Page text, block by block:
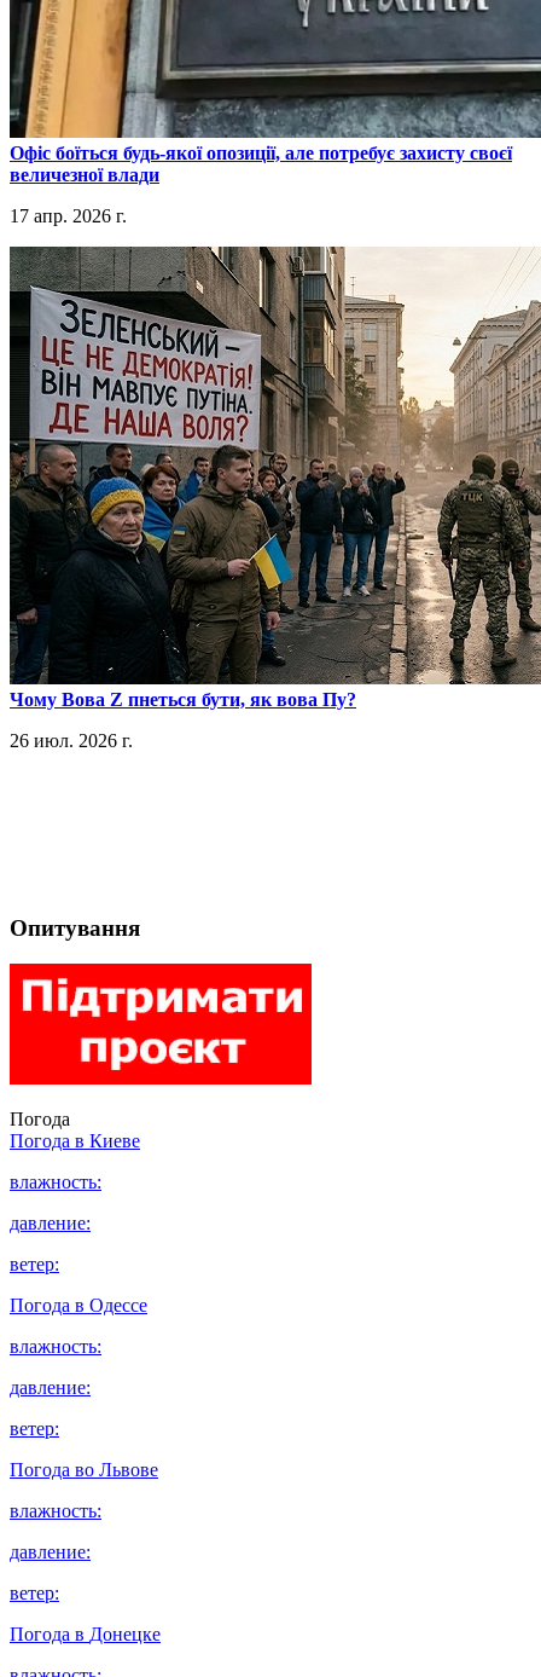
​Офіс боїться будь-якої опозиції, але потребує захисту своєї
величезної влади
17 апр. 2026 г.
​Чому Вова Z пнеться бути, як вова Пу?
26 июл. 2026 г.
Опитування
Погода
Погода в Киеве
влажность:
давление:
ветер:
Погода в Одессе
влажность:
давление:
ветер:
Погода во Львове
влажность:
давление:
ветер:
Погода в Донецке